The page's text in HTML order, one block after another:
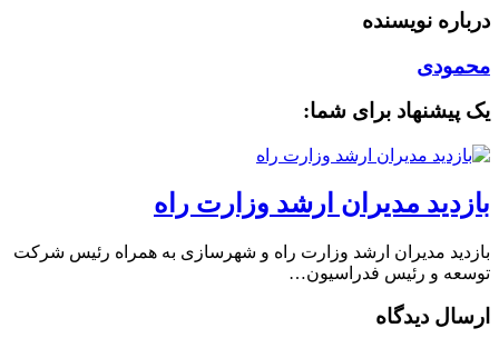
درباره نویسنده
محمودی
یک پیشنهاد برای شما:
بازدید مدیران ارشد وزارت راه
بازدید مدیران ارشد وزارت راه و شهرسازی به همراه رئیس شرکت
توسعه و رئیس فدراسیون…
ارسال دیدگاه